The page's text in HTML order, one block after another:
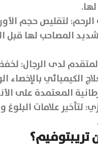
لتقليص حجم
المصاحب لها قبل
لدى الرجال:
الكيميائي بالإخصاء
المعتمدة على
لتأخير علامات
تريبتوفيم؟